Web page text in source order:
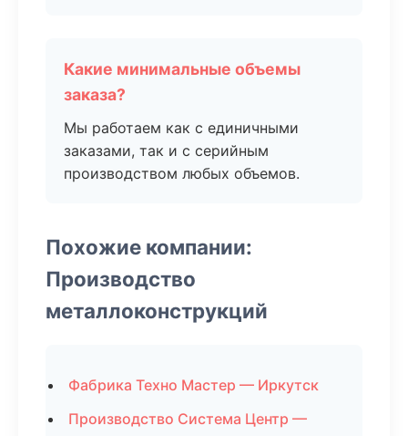
Какие минимальные объемы
заказа?
Мы работаем как с единичными
заказами, так и с серийным
производством любых объемов.
Похожие компании:
Производство
металлоконструкций
Фабрика Техно Мастер — Иркутск
Производство Система Центр —